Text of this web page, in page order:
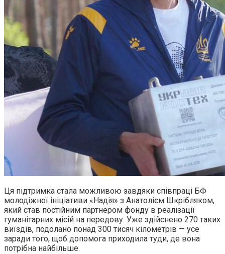
Ця підтримка стала можливою завдяки співпраці БФ
молодіжної ініціативи «Надія» з Анатолієм Шкрібляком,
який став постійним партнером фонду в реалізації
гуманітарних місій на передову. Уже здійснено 270 таких
виїздів, подолано понад 300 тисяч кілометрів — усе
заради того, щоб допомога приходила туди, де вона
потрібна найбільше.